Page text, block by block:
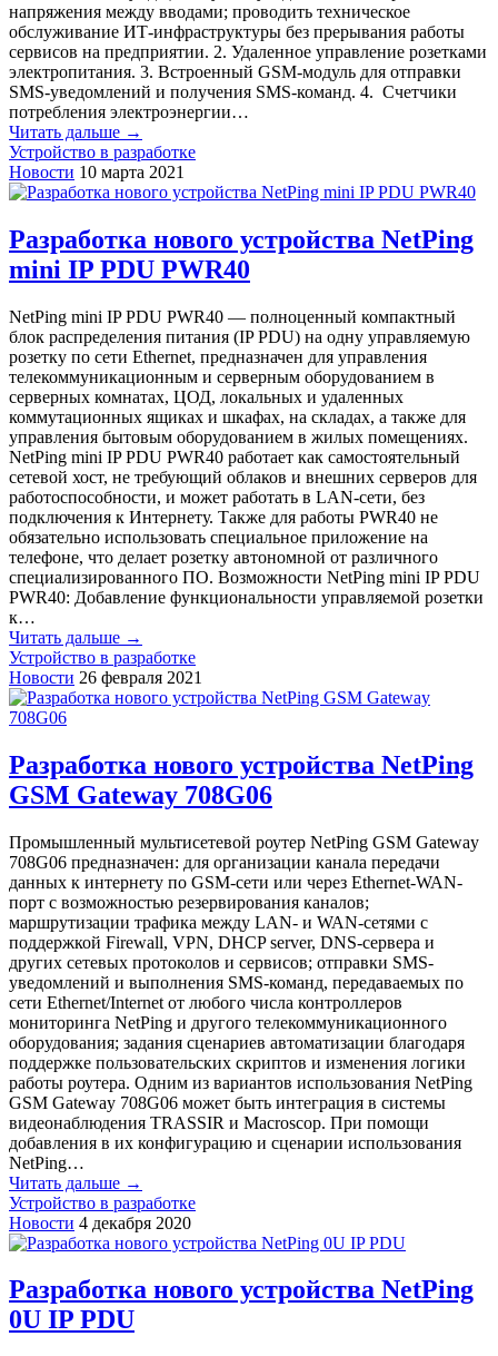
напряжения между вводами; проводить техническое
обслуживание ИТ-инфраструктуры без прерывания работы
сервисов на предприятии. 2. Удаленное управление розетками
электропитания. 3. Встроенный GSM-модуль для отправки
SMS-уведомлений и получения SMS-команд. 4. Счетчики
потребления электроэнергии…
Читать дальше →
Устройство в разработке
Новости 10 марта 2021
Разработка нового устройства NetPing
mini IP PDU PWR40
NetPing mini IP PDU PWR40 — полноценный компактный
блок распределения питания (IP PDU) на одну управляемую
розетку по сети Ethernet, предназначен для управления
телекоммуникационным и серверным оборудованием в
серверных комнатах, ЦОД, локальных и удаленных
коммутационных ящиках и шкафах, на складах, а также для
управления бытовым оборудованием в жилых помещениях.
NetPing mini IP PDU PWR40 работает как самостоятельный
сетевой хост, не требующий облаков и внешних серверов для
работоспособности, и может работать в LAN-сети, без
подключения к Интернету. Также для работы PWR40 не
обязательно использовать специальное приложение на
телефоне, что делает розетку автономной от различного
специализированного ПО. Возможности NetPing mini IP PDU
PWR40: Добавление функциональности управляемой розетки
к…
Читать дальше →
Устройство в разработке
Новости 26 февраля 2021
Разработка нового устройства NetPing
GSM Gateway 708G06
Промышленный мультисетевой роутер NetPing GSM Gateway
708G06 предназначен: для организации канала передачи
данных к интернету по GSM-сети или через Ethernet-WAN-
порт с возможностью резервирования каналов;
маршрутизации трафика между LAN- и WAN-сетями с
поддержкой Firewall, VPN, DHCP server, DNS-сервера и
других сетевых протоколов и сервисов; отправки SMS-
уведомлений и выполнения SMS-команд, передаваемых по
сети Ethernet/Internet от любого числа контроллеров
мониторинга NetPing и другого телекоммуникационного
оборудования; задания сценариев автоматизации благодаря
поддержке пользовательских скриптов и изменения логики
работы роутера. Одним из вариантов использования NetPing
GSM Gateway 708G06 может быть интеграция в системы
видеонаблюдения TRASSIR и Macroscop. При помощи
добавления в их конфигурацию и сценарии использования
NetPing…
Читать дальше →
Устройство в разработке
Новости 4 декабря 2020
Разработка нового устройства NetPing
0U IP PDU